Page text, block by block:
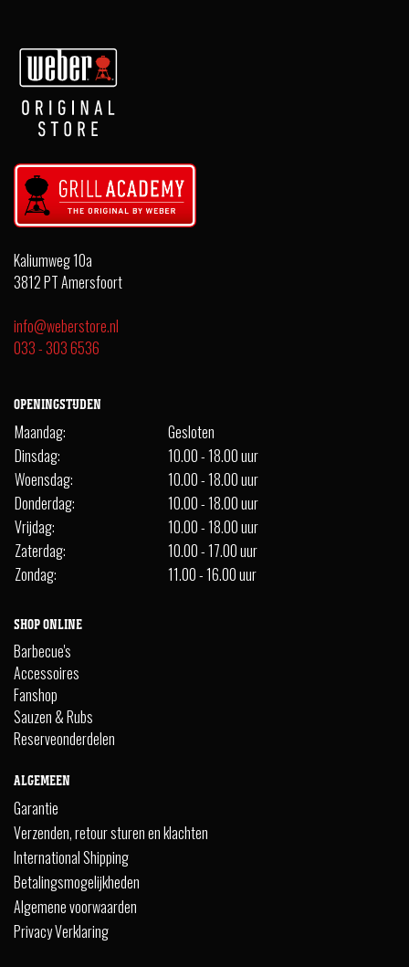
Kaliumweg 10a
3812 PT Amersfoort
info@weberstore.nl
033 - 303 6536
OPENINGSTIJDEN
Maandag:
Gesloten
Dinsdag:
10.00 - 18.00 uur
Woensdag:
10.00 - 18.00 uur
Donderdag:
10.00 - 18.00 uur
Vrijdag:
10.00 - 18.00 uur
Zaterdag:
10.00 - 17.00 uur
Zondag:
11.00 - 16.00 uur
SHOP ONLINE
Barbecue's
Accessoires
Fanshop
Sauzen & Rubs
Reserveonderdelen
ALGEMEEN
Garantie
Verzenden, retour sturen en klachten
International Shipping
Betalingsmogelijkheden
Algemene voorwaarden
Privacy Verklaring